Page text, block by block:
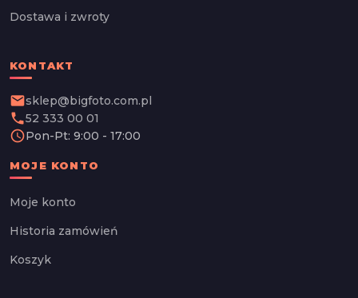
Dostawa i zwroty
KONTAKT
emailsklep@bigfoto.com.pl
phone52 333 00 01
schedulePon-Pt: 9:00 - 17:00
MOJE KONTO
Moje konto
Historia zamówień
Koszyk